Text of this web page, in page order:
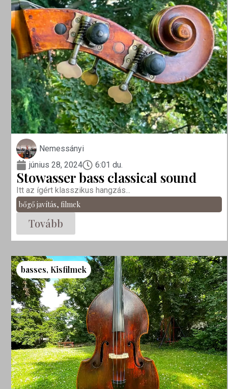
Nemessányi
június 28, 2024
6:01 du.
Stowasser bass classical sound
Itt az ígért klasszikus hangzás...
bőgő javítás, filmek
Tovább
basses, Kisfilmek